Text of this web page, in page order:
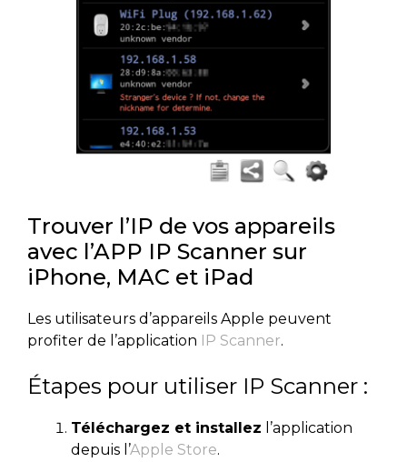
Trouver l’IP de vos appareils
avec l’APP IP Scanner sur
iPhone, MAC et iPad
Les utilisateurs d’appareils Apple peuvent
profiter de l’application IP Scanner.
Étapes pour utiliser IP Scanner :
Téléchargez et installez l’application
depuis l’Apple Store.